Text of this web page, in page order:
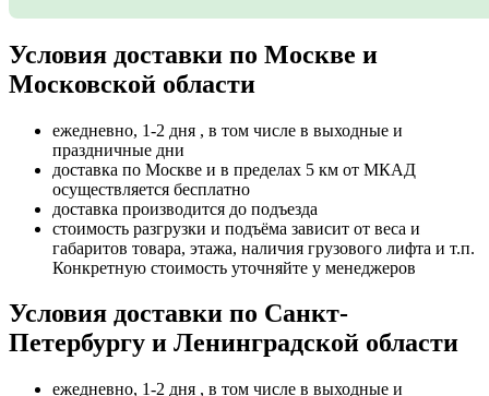
Условия доставки по Москве и
Московской области
ежедневно, 1-2 дня , в том числе в выходные и
праздничные дни
доставка по Москве и в пределах 5 км от МКАД
осуществляется бесплатно
доставка производится до подъезда
стоимость разгрузки и подъёма зависит от веса и
габаритов товара, этажа, наличия грузового лифта и т.п.
Конкретную стоимость уточняйте у менеджеров
Условия доставки по Санкт-
Петербургу и Ленинградской области
ежедневно, 1-2 дня , в том числе в выходные и